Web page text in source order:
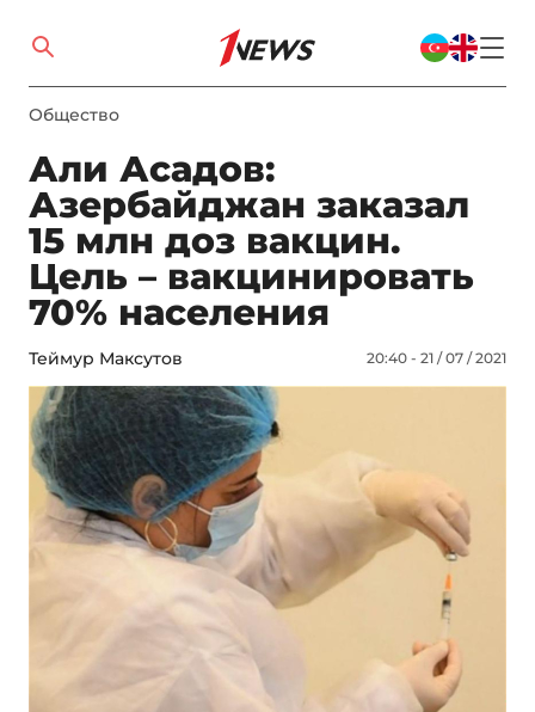
Общество
Али Асадов:
Азербайджан заказал
15 млн доз вакцин.
Цель – вакцинировать
70% населения
Теймур Максутов 20:40 - 21 / 07 / 2021